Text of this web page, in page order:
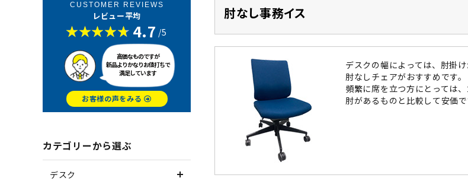
CUSTOMER REVIEWS
レビュー平均
4.7 /5
高価なものですが
新品よりかなりお値打ちで
満足しています
お客様の声をみる
カテゴリーから選ぶ
デスク
肘なし事務イス
デスクの幅によっては、肘掛
肘なしチェアがおすすめです。
頻繁に席を立つ方にとっては
肘があるものと比較して安価で